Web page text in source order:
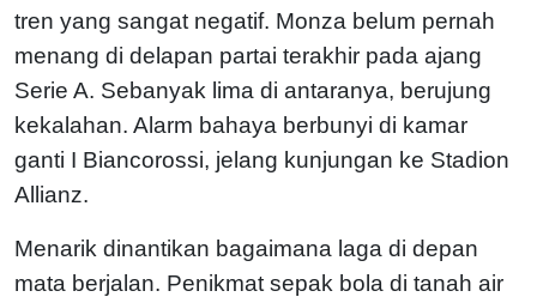
tren yang sangat negatif. Monza belum pernah
menang di delapan partai terakhir pada ajang
Serie A. Sebanyak lima di antaranya, berujung
kekalahan. Alarm bahaya berbunyi di kamar
ganti I Biancorossi, jelang kunjungan ke Stadion
Allianz.
Menarik dinantikan bagaimana laga di depan
mata berjalan. Penikmat sepak bola di tanah air